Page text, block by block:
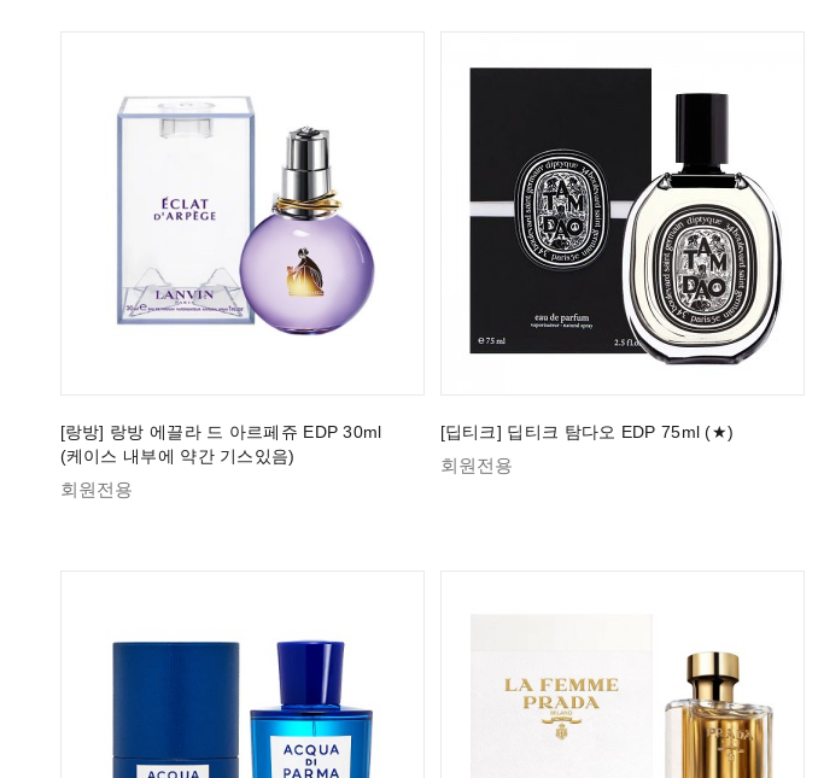
[랑방] 랑방 에끌라 드 아르페쥬 EDP 30ml
(케이스 내부에 약간 기스있음)
회원전용
[딥티크] 딥티크 탐다오 EDP 75ml (★)
회원전용